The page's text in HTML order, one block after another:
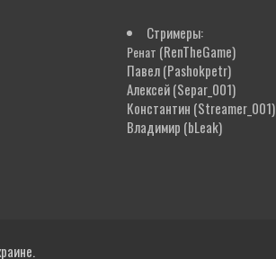
Стримеры:
Ренат (RenTheGame)
Павел(Pashokpetr)
Алексей(Separ_001)
Константин (Streamer_001)
Владимир (bLeak)